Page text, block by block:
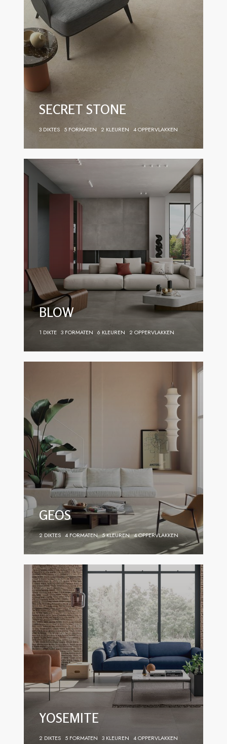
SECRET STONE
3 DIKTES 5 FORMATEN 2 KLEUREN 4 OPPERVLAKKEN
BLOW
1 DIKTE 3 FORMATEN 6 KLEUREN 2 OPPERVLAKKEN
GEOS
2 DIKTES 4 FORMATEN 5 KLEUREN 4 OPPERVLAKKEN
YOSEMITE
2 DIKTES 5 FORMATEN 3 KLEUREN 4 OPPERVLAKKEN